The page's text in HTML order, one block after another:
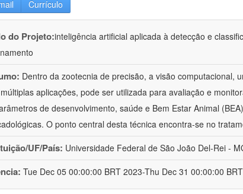
Currículo
do Projeto:inteligência artificial aplicada à detecção e
Dentro da zootecnia de precisão, a visão computacional,
aplicações, pode ser utilizada para avaliação e
de desenvolvimento, saúde e Bem Estar Animal
O ponto central desta técnica encontra-se no
UF/País: Universidade Federal de São João Del-Rei -
Tue Dec 05 00:00:00 BRT 2023-Thu Dec 31 00:00:00